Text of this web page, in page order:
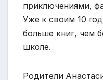
приключениями,
Уже к своим 10
больше книг, чем
школе.
Родители